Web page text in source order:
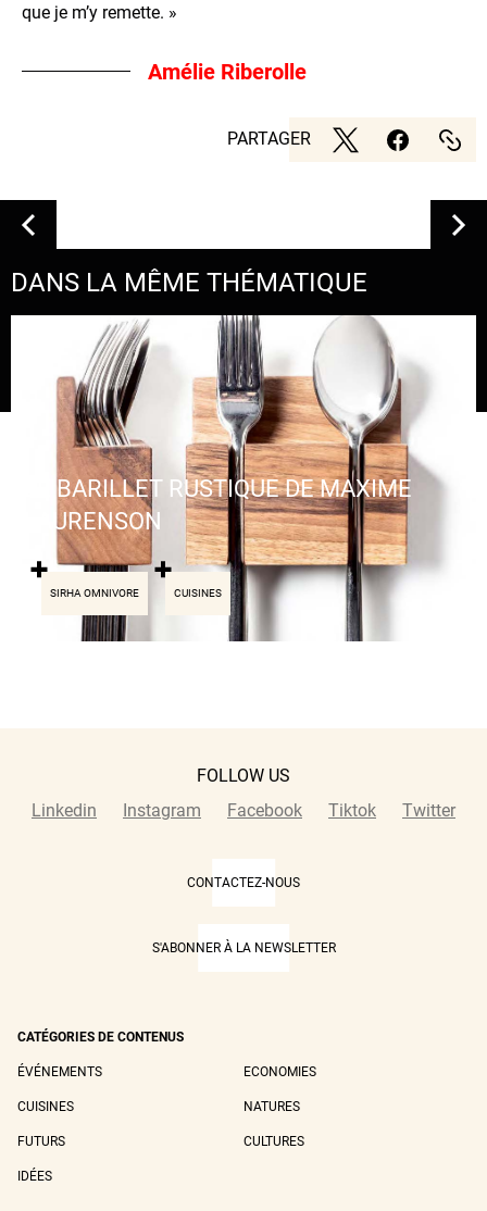
que je m’y remette. »
Amélie Riberolle
PARTAGER
DANS LA MÊME THÉMATIQUE
SIRHA OMNIVORE CUISINES
LE BARILLET RUSTIQUE DE MAXIME
LAURENSON
FOLLOW US
Linkedin
Instagram Facebook Tiktok Twitter
CONTACTEZ-NOUS
S'ABONNER À LA NEWSLETTER
CATÉGORIES DE CONTENUS
ÉVÉNEMENTS ECONOMIES
CUISINES NATURES
FUTURS CULTURES
IDÉES